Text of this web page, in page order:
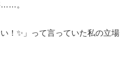
……。
！✨」って言っていた私の立場